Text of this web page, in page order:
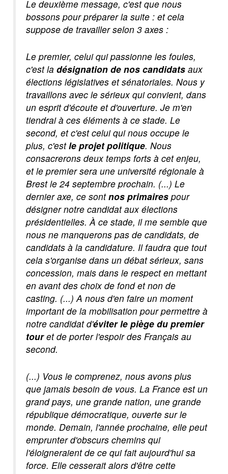
Le deuxième message, c'est que nous
bossons pour préparer la suite : et cela
suppose de travailler selon 3 axes :
Le premier, celui qui passionne les foules,
c'est la désignation de nos candidats aux
élections législatives et sénatoriales. Nous y
travaillons avec le sérieux qui convient, dans
un esprit d'écoute et d'ouverture. Je m'en
tiendrai à ces éléments à ce stade. Le
second, et c'est celui qui nous occupe le
plus, c'estle projet politique. Nous
consacrerons deux temps forts à cet enjeu,
et le premier sera une université régionale à
Brest le 24 septembre prochain. (...) Le
dernier axe, ce sontnos primaires pour
désigner notre candidat aux élections
présidentielles. À ce stade, il me semble que
nous ne manquerons pas de candidats, de
candidats à la candidature. Il faudra que tout
cela s'organise dans un débat sérieux, sans
concession, mais dans le respect en mettant
en avant des choix de fond et non de
casting. (...) A nous d'en faire un moment
important de la mobilisation pour permettre à
notre candidat d'éviter le piège du premier
touret de porter l'espoir des Français au
second.
(...) Vous le comprenez, nous avons plus
que jamais besoin de vous. La France est un
grand pays, une grande nation, une grande
république démocratique, ouverte sur le
monde. Demain, l'année prochaine, elle peut
emprunter d'obscurs chemins qui
l'éloigneraient de ce qui fait aujourd'hui sa
force. Elle cesserait alors d'être cette